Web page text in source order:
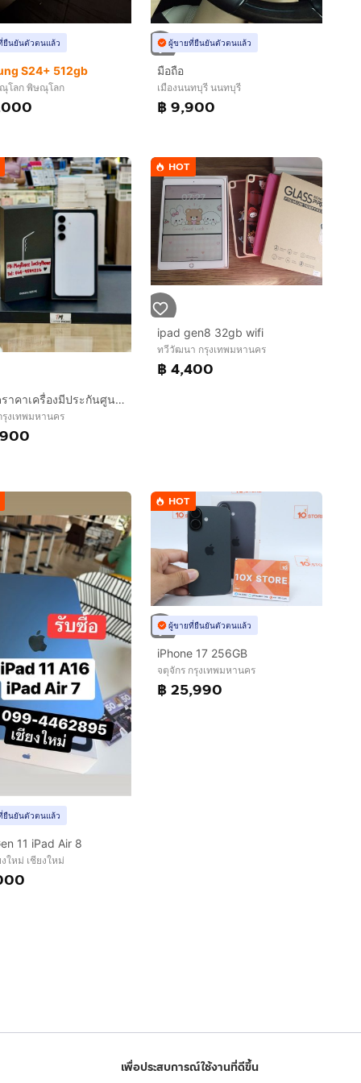
ยืนยันตัวตนแล้ว
S24+ 512gb
โลก พิษณุโลก
ผู้ขายที่ยืนยันตัวตนแล้ว
มือถือ
เมืองนนทบุรี นนทบุรี
฿ 9,900
ปรับลดราคาเครื่องมีประกันศูนย์ สภาพสวยมากSamsung S25FE Ram8 Rom 128GB สีขาว
รุงเทพมหานคร
HOT
ipad gen8 32gb wifi
ทวีวัฒนา กรุงเทพมหานคร
฿ 4,400
ยืนยันตัวตนแล้ว
11 iPad Air 8
งใหม่ เชียงใหม่
HOT
ผู้ขายที่ยืนยันตัวตนแล้ว
iPhone 17 256GB
จตุจักร กรุงเทพมหานคร
฿ 25,990
เพื่อประสบการณ์ใช้งานที่ดีขึ้น